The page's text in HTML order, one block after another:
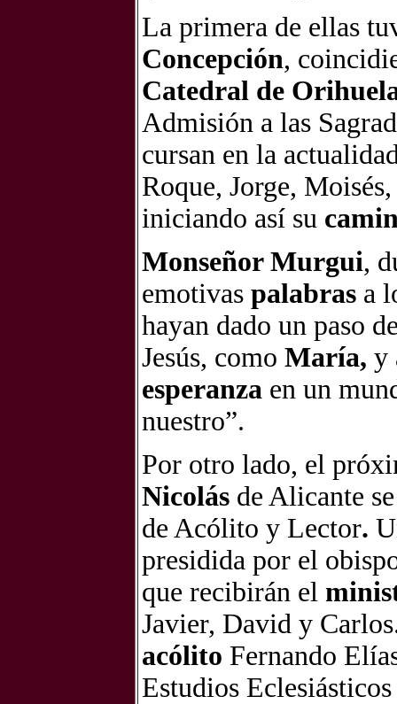
La primera de ellas
Concepción,
Catedral de
Admisión a las
cursan en la
Roque, Jorge,
iniciando así su
Monseñor Murgui,
emotivas palabras a
hayan dado un paso
Jesús, como María, y
esperanza en un
nuestro”.
Por otro lado, el
Nicolás de Alicante
de Acólito y Lector.
presidida por el
que recibirán el
Javier, David y
acólito Fernando
Estudios